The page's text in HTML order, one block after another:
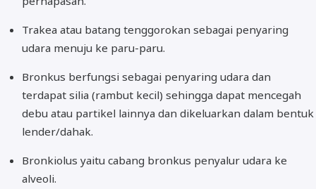
Trakea atau batang tenggorokan sebagai penyaring
udara menuju ke paru-paru.
Bronkus berfungsi sebagai penyaring udara dan
terdapat silia (rambut kecil) sehingga dapat mencegah
debu atau partikel lainnya dan dikeluarkan dalam bentuk
lender/dahak.
Bronkiolus yaitu cabang bronkus penyalur udara ke
alveoli.